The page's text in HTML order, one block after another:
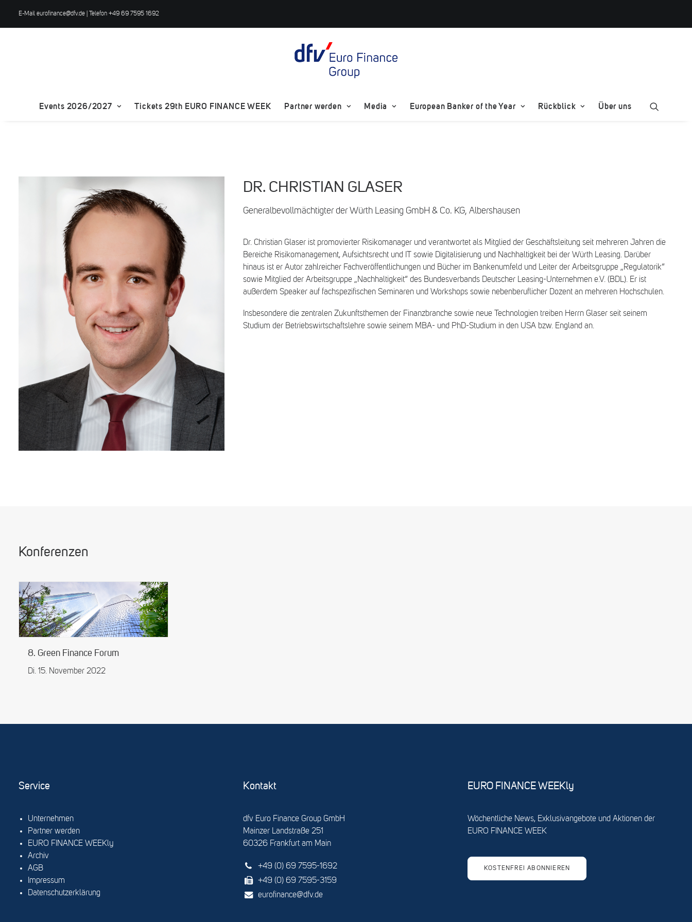
E-Mail eurofinance@dfv.de | Telefon +49 69 7595 1692
Events 2026/2027 Tickets 29th EURO FINANCE WEEK Partner werden Media European Banker of the Year Rückblick Über uns
DR. CHRISTIAN GLASER
Generalbevollmächtigter der Würth Leasing GmbH & Co. KG, Albershausen
Dr. Christian Glaser ist promovierter Risikomanager und verantwortet als Mitglied der Geschäftsleitung seit mehreren Jahren die
Bereiche Risikomanagement, Aufsichtsrecht und IT sowie Digitalisierung und Nachhaltigkeit bei der Würth Leasing. Darüber
hinaus ist er Autor zahlreicher Fachveröffentlichungen und Bücher im Bankenumfeld und Leiter der Arbeitsgruppe „Regulatorik“
sowie Mitglied der Arbeitsgruppe „Nachhaltigkeit“ des Bundesverbands Deutscher Leasing-Unternehmen e.V. (BDL). Er ist
außerdem Speaker auf fachspezifischen Seminaren und Workshops sowie nebenberuflicher Dozent an mehreren Hochschulen.
Insbesondere die zentralen Zukunftsthemen der Finanzbranche sowie neue Technologien treiben Herrn Glaser seit seinem
Studium der Betriebswirtschaftslehre sowie seinem MBA- und PhD-Studium in den USA bzw. England an.
Konferenzen
8. Green Finance Forum
Di. 15. November 2022
Service
Unternehmen
Partner werden
EURO FINANCE WEEKly
Archiv
AGB
Impressum
Datenschutzerklärung
Kontakt
dfv Euro Finance Group GmbH
Mainzer Landstraße 251
60326 Frankfurt am Main
+49 (0) 69 7595-1692
+49 (0) 69 7595-3159
eurofinance@dfv.de
EURO FINANCE WEEKly
Wöchentliche News, Exklusivangebote und Aktionen der
EURO FINANCE WEEK
KOSTENFREI ABONNIEREN